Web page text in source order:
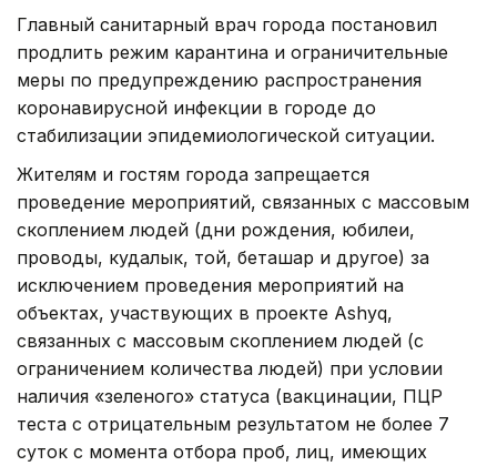
Главный санитарный врач города постановил
продлить режим карантина и ограничительные
меры по предупреждению распространения
коронавирусной инфекции в городе до
стабилизации эпидемиологической ситуации.
Жителям и гостям города запрещается
проведение мероприятий, связанных с массовым
скоплением людей (дни рождения, юбилеи,
проводы, кудалык, той, беташар и другое) за
исключением проведения мероприятий на
объектах, участвующих в проекте Ashyq,
связанных с массовым скоплением людей (с
ограничением количества людей) при условии
наличия «зеленого» статуса (вакцинации, ПЦР
теста с отрицательным результатом не более 7
суток с момента отбора проб, лиц, имеющих